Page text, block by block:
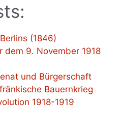
(1846)
dem 9. November 1918
und Bürgerschaft
Bauernkrieg
1918-1919